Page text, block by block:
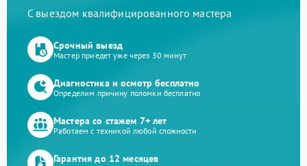
С выездом квалифицированного мастера
Срочный выезд
Мастер приедет уже через 30 минут
Диагностика и осмотр бесплатно
Определим причину поломки бесплатно
Мастера со стажем 7+ лет
Работаем с техникой любой сложности
Гарантия до 12 месяцев